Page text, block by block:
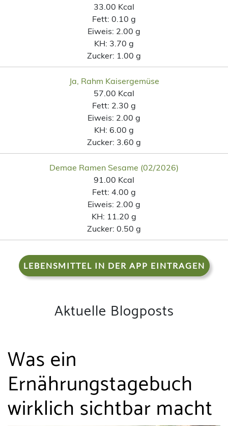
33.00 Kcal
Fett: 0.10 g
Eiweis: 2.00 g
KH: 3.70 g
Zucker: 1.00 g
Ja, Rahm Kaisergemüse
57.00 Kcal
Fett: 2.30 g
Eiweis: 2.00 g
KH: 6.00 g
Zucker: 3.60 g
Demae Ramen Sesame (02/2026)
91.00 Kcal
Fett: 4.00 g
Eiweis: 2.00 g
KH: 11.20 g
Zucker: 0.50 g
LEBENSMITTEL IN DER APP EINTRAGEN
Aktuelle Blogposts
Was ein
Ernährungstagebuch
wirklich sichtbar macht